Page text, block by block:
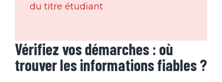
du titre étudiant
Vérifiez vos démarches : où
trouver les informations fiables ?